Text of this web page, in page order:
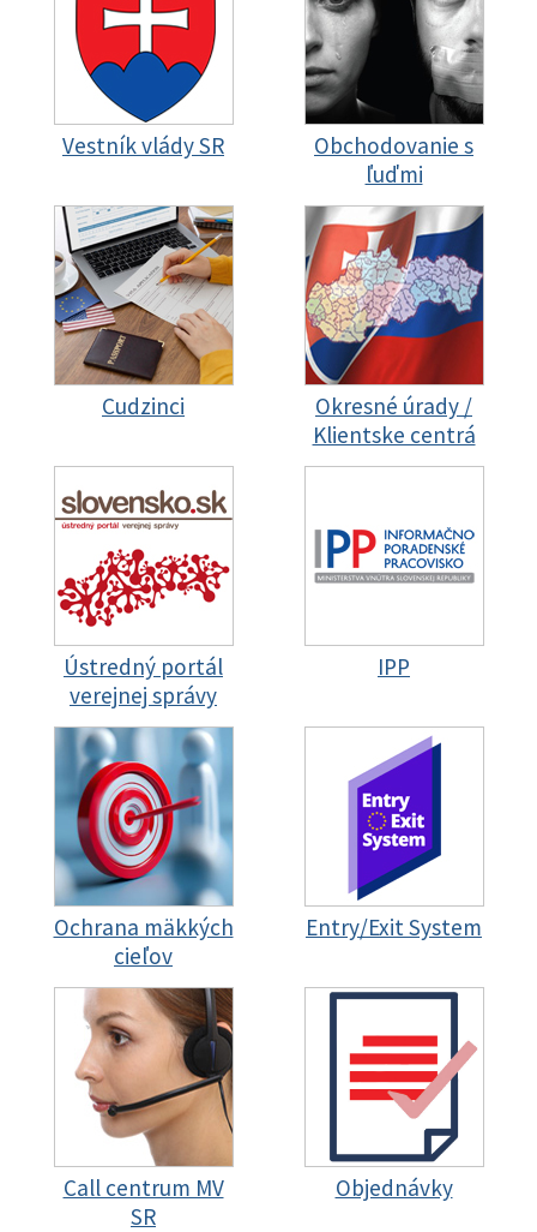
Vestník vlády SR
Obchodovanie s
ľuďmi
Cudzinci
Okresné úrady /
Klientske centrá
Ústredný portál
verejnej správy
IPP
Ochrana mäkkých
cieľov
Entry/Exit System
Call centrum MV
SR
Objednávky